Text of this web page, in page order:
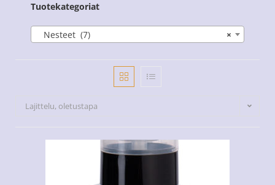
Tuotekategoriat
×
Nesteet (7)
Lajittelu, oletustapa